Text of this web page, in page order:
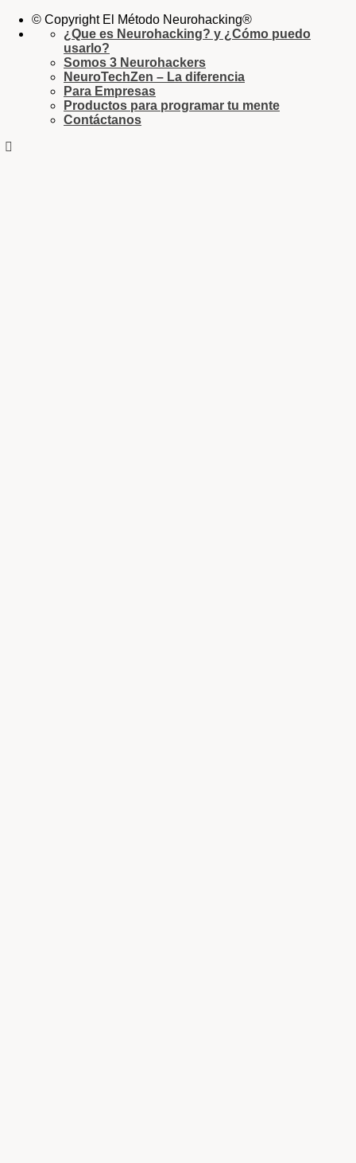
© Copyright El Método Neurohacking®
¿Que es Neurohacking? y ¿Cómo puedo
usarlo?
Somos 3 Neurohackers
NeuroTechZen – La diferencia
Para Empresas
Productos para programar tu mente
Contáctanos